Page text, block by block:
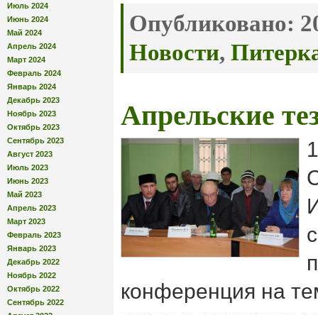
Июль 2024
Июнь 2024
Май 2024
Апрель 2024
Март 2024
Февраль 2024
Январь 2024
Декабрь 2023
Ноябрь 2023
Октябрь 2023
Сентябрь 2023
Август 2023
Июль 2023
Июнь 2023
Май 2023
Апрель 2023
Март 2023
Февраль 2023
Январь 2023
Декабрь 2022
Ноябрь 2022
Октябрь 2022
Сентябрь 2022
Опубликовано:
Новости,
Апрельские
конференция на